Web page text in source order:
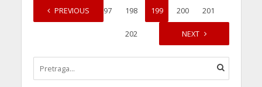
PREVIOUS
1 … 197 198 199 200 201
202 NEXT